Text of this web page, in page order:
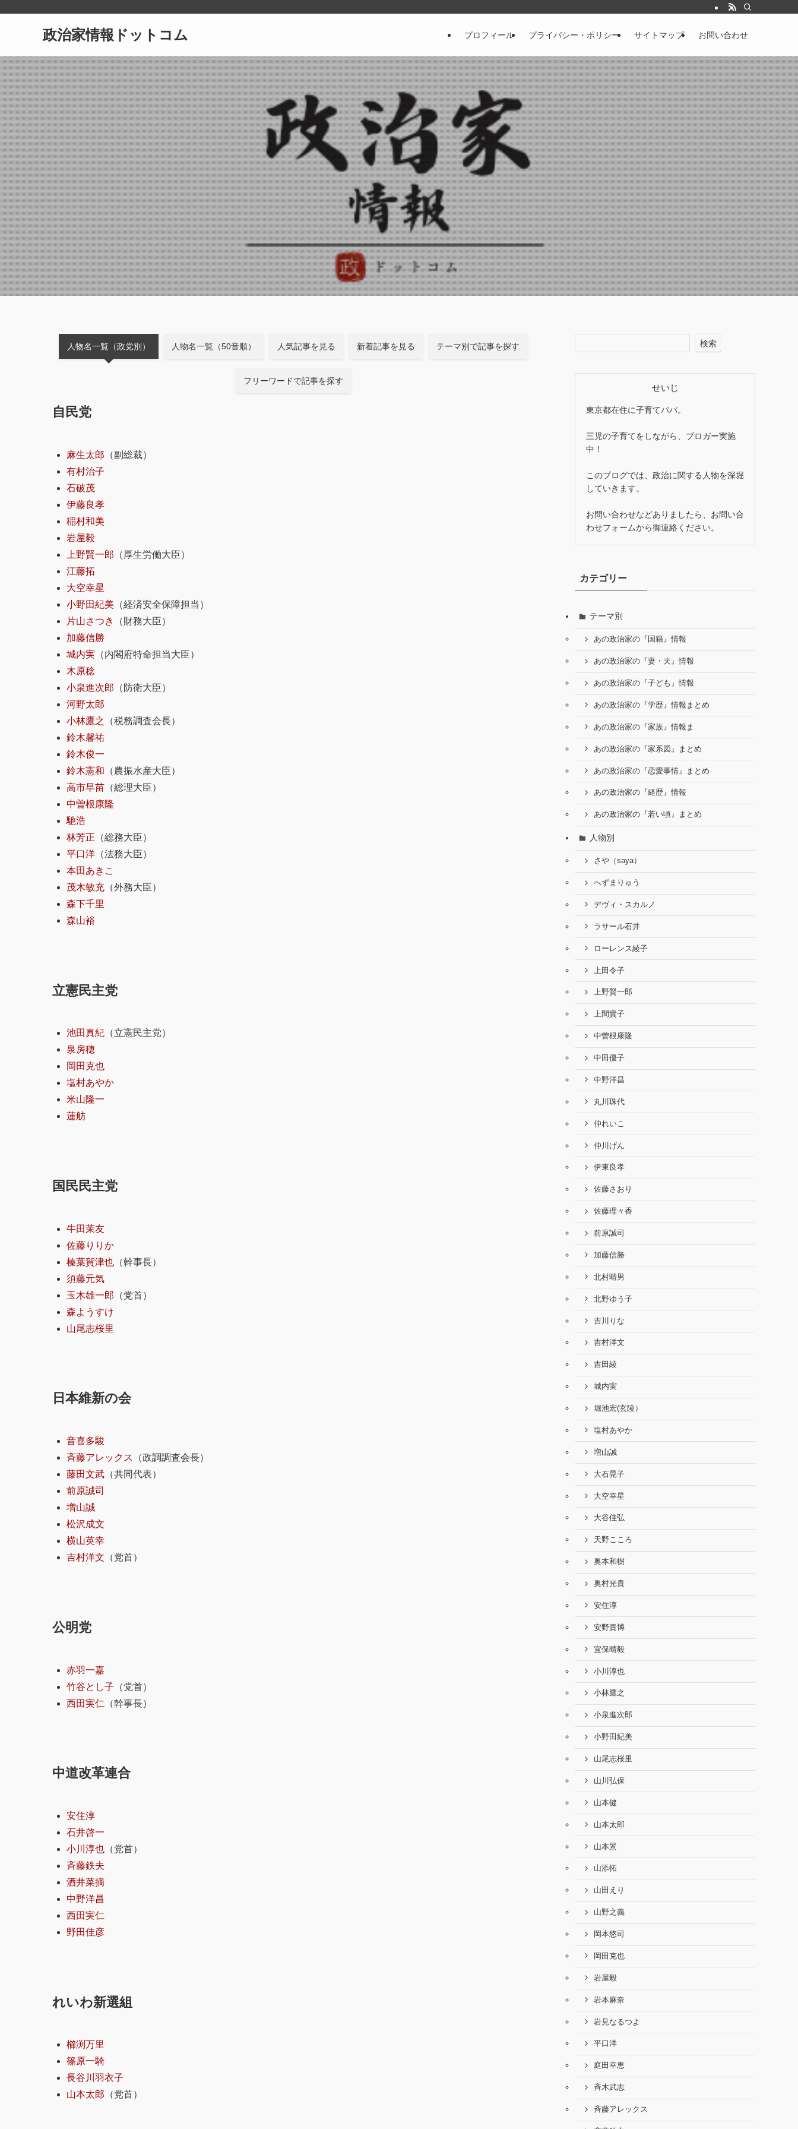
政治家情報ドットコム プロフィール プライバシー・ポリシー サイトマップ お問い合わせ
人物名一覧（政党別） 人物名一覧（50音順） 人気記事を見る 新着記事を見る テーマ別で記事を探す
フリーワードで記事を探す
自民党
麻生太郎 （副総裁）
有村治子
石破茂
伊藤良孝
稲村和美
岩屋毅
上野賢一郎 （厚生労働大臣）
江藤拓
大空幸星
小野田紀美 （経済安全保障担当）
片山さつき
（財務大臣）
加藤信勝
城内実 （内閣府特命担当大臣）
木原稔
小泉進次郎 （防衛大臣）
河野太郎
小林鷹之
（税務調査会長）
鈴木馨祐
鈴木俊一
鈴木憲和 （農振水産大臣）
高市早苗 （総理大臣）
中曽根康隆
馳浩
林芳正 （総務大臣）
平口洋 （法務大臣）
本田あきこ
茂木敏充 （外務大臣）
森下千里
森山裕
立憲民主党
池田真紀 （立憲民主党）
泉房穂
岡田克也
塩村あやか
米山隆一
蓮舫
国民民主党
牛田茉友
佐藤りりか
榛葉賀津也 （幹事長）
須藤元気
玉木雄一郎 （党首）
森ようすけ
山尾志桜里
日本維新の会
音喜多駿
斉藤アレックス
（政調調査会長）
藤田文武 （共同代表）
前原誠司
増山誠
松沢成文
横山英幸
吉村洋文 （党首）
公明党
赤羽一嘉
竹谷とし子 （党首）
西田実仁 （幹事長）
中道改革連合
安住淳
石井啓一
小川淳也 （党首）
斉藤鉄夫
酒井菜摘
中野洋昌
西田実仁
野田佳彦
れいわ新選組
櫛渕万里
篠原一騎
長谷川羽衣子
山本太郎 （党首）
検索
せいじ
東京都在住に子育てパパ。
三児の子育てをしながら、ブロガー実施
中！
このブログでは、政治に関する人物を深堀
していきます。
お問い合わせなどありましたら、お問い合
わせフォームから御連絡ください。
カテゴリー
テーマ別
あの政治家の『国籍』情報
あの政治家の『妻・夫』情報
あの政治家の『子ども』情報
あの政治家の『学歴』情報まとめ
あの政治家の『家族』情報ま
あの政治家の『家系図』まとめ
あの政治家の『恋愛事情』まとめ
あの政治家の『経歴』情報
あの政治家の『若い頃』まとめ
人物別
さや（saya）
へずまりゅう
デヴィ・スカルノ
ラサール石井
ローレンス綾子
上田令子
上野賢一郎
上間貴子
中曽根康隆
中田優子
中野洋昌
丸川珠代
仲れいこ
仲川げん
伊東良孝
佐藤さおり
佐藤理々香
前原誠司
加藤信勝
北村晴男
北野ゆう子
吉川りな
吉村洋文
吉田綾
城内実
堀池宏(玄陵）
塩村あやか
増山誠
大石晃子
大空幸星
大谷佳弘
天野こころ
奥本和樹
奥村光貴
安住淳
安野貴博
宜保晴毅
小川淳也
小林鷹之
小泉進次郎
小野田紀美
山尾志桜里
山川弘保
山本健
山本太郎
山本景
山添拓
山田えり
山野之義
岡本悠司
岡田克也
岩屋毅
岩本麻奈
岩見なるつよ
平口洋
庭田幸恵
斉木武志
斉藤アレックス